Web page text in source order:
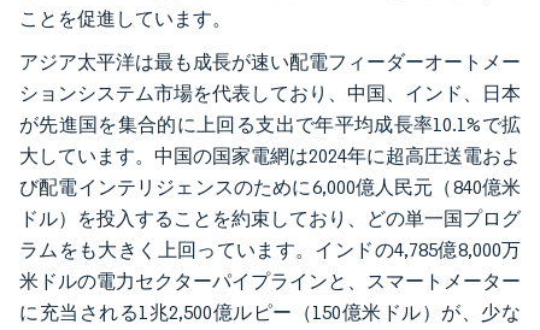
ことを促進しています。
アジア太平洋は最も成長が速い配電フィーダーオートメー
ションシステム市場を代表しており、中国、インド、日本
が先進国を集合的に上回る支出で年平均成長率10.1%で拡
大しています。中国の国家電網は2024年に超高圧送電およ
び配電インテリジェンスのために6,000億人民元（840億米
ドル）を投入することを約束しており、どの単一国プログ
ラムをも大きく上回っています。インドの4,785億8,000万
米ドルの電力セクターパイプラインと、スマートメーター
に充当される1兆2,500億ルピー（150億米ドル）が、少な